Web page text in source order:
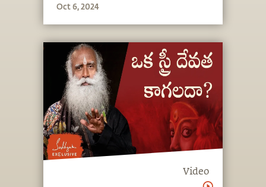
సత్యాన్ని అన్వేషించడానికి మధ్య గల భేదాన్ని,
Oct 6, 2024
Video